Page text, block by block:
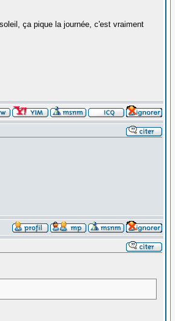
ça pique la journée, c'est vraiment